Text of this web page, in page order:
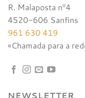
R. Malaposta nº4
4520-606 Sanfins
961 630 419
«Chamada para a
NEWSLETTER